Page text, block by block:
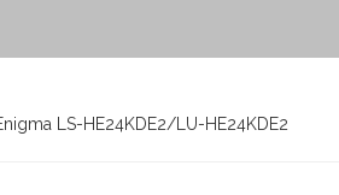
LS-HE24KDE2/LU-HE24KDE2